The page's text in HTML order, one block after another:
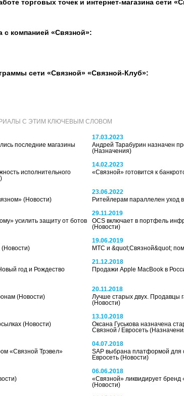
торговых точек и интернет-магазина сети
с компанией «Связной»:
сети «Связной» «Связной-Клуб»:
С ЭТИМ КЛЮЧЕВЫМ СЛОВОМ
последние магазины
17.03.2023
Андрей Тарабурин назначен
(Назначения)
исполнительного
14.02.2023
«Связной» готовится к
(Новости)
23.06.2022
Ритейлерам параллелен уход
усилить защиту от ботов
29.11.2019
OCS включает в портфель
(Новости)
(Новости)
19.06.2019
МТС и &quot;Связной&quot;
год и Рождество
21.12.2018
Продажи Apple MacBook в
(Новости)
20.11.2018
Лучше старых двух. Продавцы
(Новости)
(Новости)
13.10.2018
Оксана Гуськова назначена
Связной / Евросеть
«Связной Трэвел»
04.07.2018
SAP выбрана платформой для
Евросеть (Новости)
06.06.2018
«Связной» ликвидирует бренд
(Новости)